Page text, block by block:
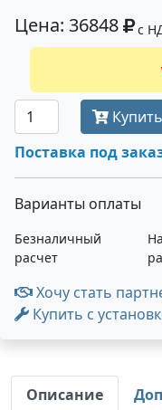
Цена: 36848 с
Получить
Купить
Поставка под
Варианты оплаты
Безналичный
расчет
Хочу стать
Купить с
Описание